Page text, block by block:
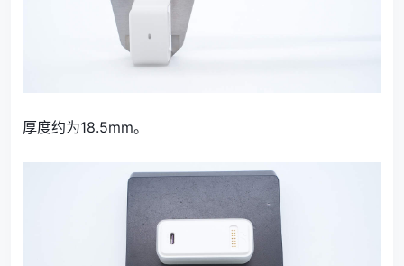
厚度约为18.5mm。